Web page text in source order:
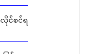
င်စင်ရ
င်းပွား